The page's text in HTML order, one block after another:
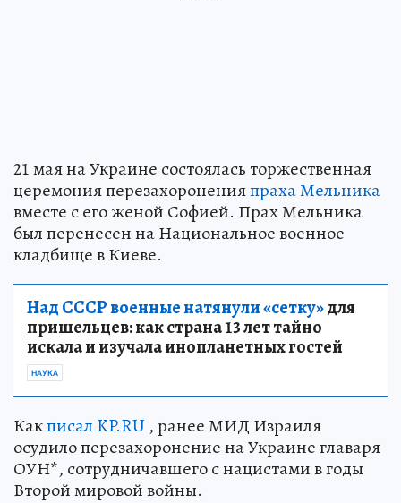
21 мая на Украине состоялась торжественная
церемония перезахороненияпраха Мельника
вместе с его женой Софией. Прах Мельника
был перенесен на Национальное военное
кладбище в Киеве.
Над СССР военные натянули «сетку»для
пришельцев: как страна 13 лет тайно
искала и изучала инопланетных гостей
НАУКА
Какписал KP.RU , ранее МИД Израиля
осудило перезахоронение на Украине главаря
ОУН*, сотрудничавшего с нацистами в годы
Второй мировой войны.